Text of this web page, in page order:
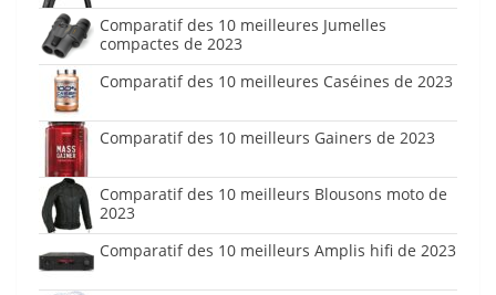
Comparatif des 10 meilleures Jumelles
compactes de 2023
Comparatif des 10 meilleures Caséines de 2023
Comparatif des 10 meilleurs Gainers de 2023
Comparatif des 10 meilleurs Blousons moto de
2023
Comparatif des 10 meilleurs Amplis hifi de 2023